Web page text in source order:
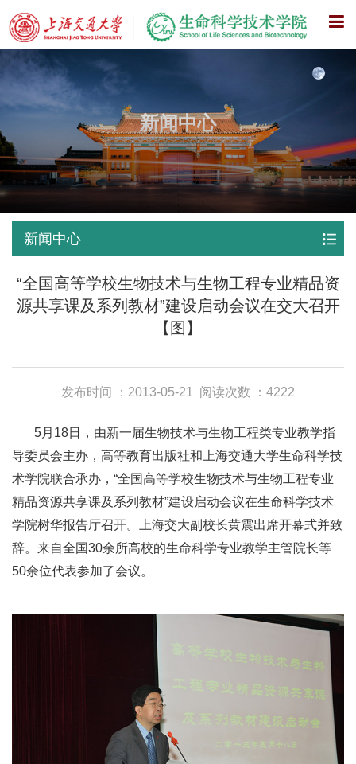
X
新闻中心
新闻中心
“全国高等学校生物技术与生物工程专业精品资
源共享课及系列教材”建设启动会议在交大召开
【图】
发布时间 ：2013-05-21 阅读次数 ：4222
5月18日，由新一届生物技术与生物工程类专业教学指
导委员会主办，高等教育出版社和上海交通大学生命科学技
术学院联合承办，“全国高等学校生物技术与生物工程专业
精品资源共享课及系列教材”建设启动会议在生命科学技术
学院树华报告厅召开。上海交大副校长黄震出席开幕式并致
辞。来自全国30余所高校的生命科学专业教学主管院长等
50余位代表参加了会议。